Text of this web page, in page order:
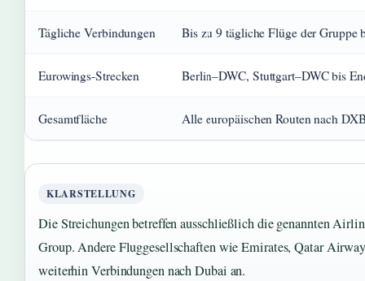
Tägliche Verbindungen Bis zu 9 tägliche Flüge der Gruppe
Eurowings-Strecken Berlin–DWC, Stuttgart–DWC bis
Gesamtfläche Alle europäischen Routen nach
KLARSTELLUNG
Die Streichungen betreffen ausschließlich die genannten
Group. Andere Fluggesellschaften wie Emirates, Qatar
weiterhin Verbindungen nach Dubai an.